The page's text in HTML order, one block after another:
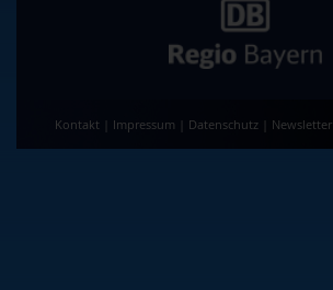
Kontakt Impressum Datenschutz Newsletter